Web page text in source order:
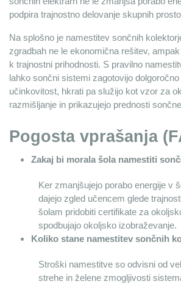
podpira trajnostno delovanje skupnih
Na splošno je namestitev sončnih
zgradbah ne le ekonomična rešitev,
k trajnostni prihodnosti. S pravilno
lahko sončni sistemi zagotovijo
učinkovitost, hkrati pa služijo kot vzor za
razmišljanje in prikazujejo prednosti
Pogosta vprašanja
Zakaj bi morala šola namestiti
Ker zmanjšujejo porabo energije v
dajejo zgled učencem glede
šolam pridobiti certifikate za
spodbujajo okoljsko izobraževanje.
Koliko stane namestitev sončnih
Stroški namestitve so odvisni od
strehe in želene zmogljivosti